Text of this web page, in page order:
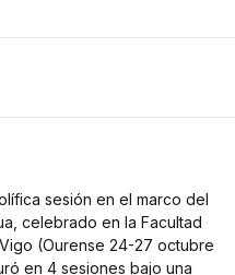
sesión en el marco del
celebrado en la Facultad
(Ourense 24-27 octubre
en 4 sesiones bajo una